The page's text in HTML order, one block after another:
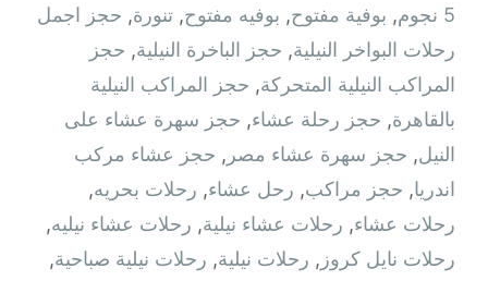
5 نجوم
, بوفية مفتوح, بوفيه مفتوح, تنورة, حجز اجمل
رحلات البواخر النيلية, حجز الباخرة النيلية, حجز
المراكب النيلية المتحركة, حجز المراكب النيلية
بالقاهرة, حجز رحلة عشاء, حجز سهرة عشاء على
النيل, حجز سهرة عشاء مصر , حجز عشاء مركب
اندريا, حجز مراكب, رحل عشاء, رحلات بحريه,
رحلات عشاء, رحلات عشاء نيلية, رحلات عشاء نيليه,
رحلات نايل كروز , رحلات نيلية, رحلات نيلية صباحية,